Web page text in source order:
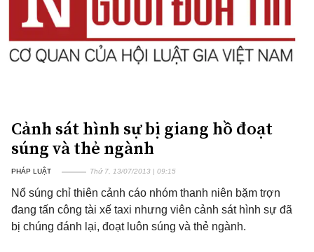
Cảnh sát hình sự bị giang hồ đoạt
súng và thẻ ngành
PHÁP LUẬT Thứ 7, 13/07/2013 | 09:15
Nổ súng chỉ thiên cảnh cáo nhóm thanh niên bặm trợn
đang tấn công tài xế taxi nhưng viên cảnh sát hình sự đã
bị chúng đánh lại, đoạt luôn súng và thẻ ngành.